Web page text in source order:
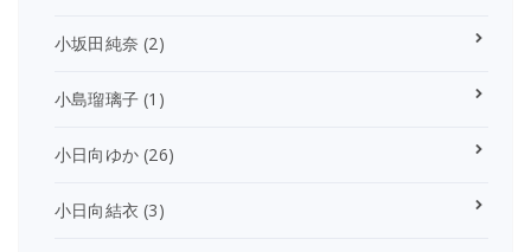
小坂田純奈 (2)
小島瑠璃子 (1)
小日向ゆか (26)
小日向結衣 (3)